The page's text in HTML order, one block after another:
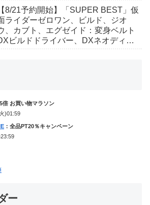
か豪華特典付き！
【8/21予約開始】「SUPER BEST」仮
ライダーゼロワン、ビルド、ジオ
、カブト、エグゼイド：変身ベルト
ビルドドライバー、DXネオディケ
倍 お買い物マラソン
)01:59
：全品PT20％キャンペーン
ー